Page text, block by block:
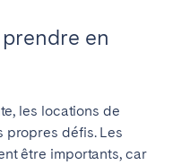
en
les locations de
propres défis. Les
être importants, car